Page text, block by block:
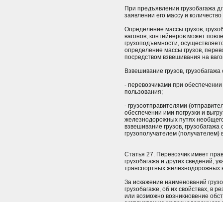
При предъявлении грузобагажа
заявлении его массу и количество
Определение массы грузов,
вагонов, контейнеров может
грузоподъемности,
определение массы грузов,
посредством взвешивания на
Взвешивание грузов,
- перевозчиками при
пользования;
- грузоотправителями
обеспечении ими погрузки и
железнодорожных путях
взвешивание грузов,
грузополучателем (получателем)
Статья 27. Перевозчик имеет
грузобагажа и других сведений,
транспортных железнодорожных
За искажение наименований
грузобагаже, об их свойствах, в
или возможно возникновение